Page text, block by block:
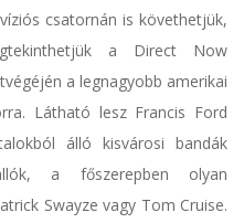
csatornán is követhetjük,
a Direct Now
a legnagyobb amerikai
Látható lesz Francis Ford
álló kisvárosi bandák
a főszerepben olyan
Swayze vagy Tom Cruise.